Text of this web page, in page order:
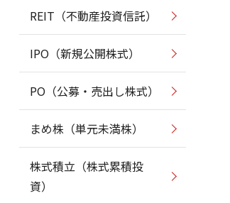
REIT（不動産投資信託）
IPO（新規公開株式）
PO（公募・売出し株式）
まめ株（単元未満株）
株式積立（株式累積投
資）